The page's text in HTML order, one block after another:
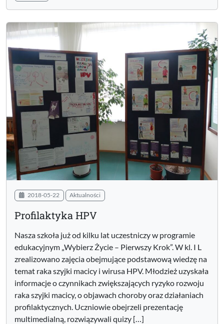
2018-05-22 Aktualności
Profilaktyka HPV
Nasza szkoła już od kilku lat uczestniczy w programie
edukacyjnym „Wybierz Życie – Pierwszy Krok”. W kl. I L
zrealizowano zajęcia obejmujące podstawową wiedzę na
temat raka szyjki macicy i wirusa HPV. Młodzież uzyskała
informacje o czynnikach zwiększających ryzyko rozwoju
raka szyjki macicy, o objawach choroby oraz działaniach
profilaktycznych. Uczniowie obejrzeli prezentację
multimedialną, rozwiązywali quizy […]